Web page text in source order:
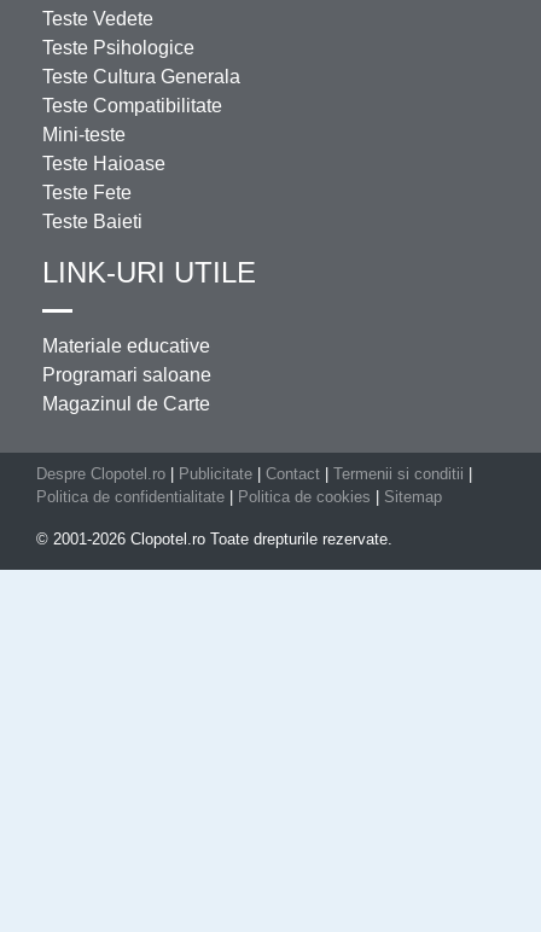
Teste Vedete
Teste Psihologice
Teste Cultura Generala
Teste Compatibilitate
Mini-teste
Teste Haioase
Teste Fete
Teste Baieti
LINK-URI UTILE
Materiale educative
Programari saloane
Magazinul de Carte
Despre Clopotel.ro Publicitate Contact Termenii si conditii
Politica de confidentialitate
Politica de cookies Sitemap
© 2001-2026 Clopotel.ro Toate drepturile rezervate.